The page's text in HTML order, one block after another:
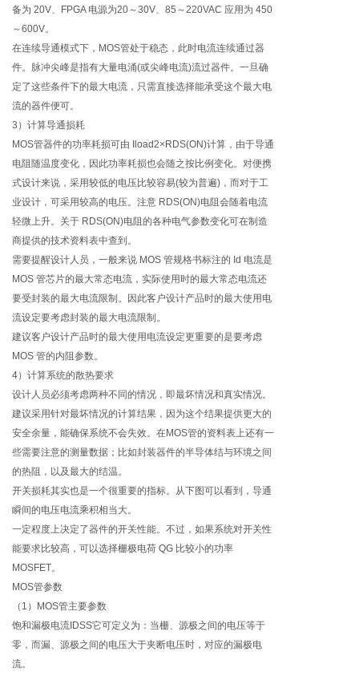
备为 20V、FPGA 电源为20～30V、85～220VAC 应用为 450
～600V。
在连续导通模式下，MOS管处于稳态，此时电流连续通过器
件。脉冲尖峰是指有大量电涌(或尖峰电流)流过器件。一旦确
定了这些条件下的最大电流，只需直接选择能承受这个最大电
流的器件便可。
3）计算导通损耗
MOS管器件的功率耗损可由 Iload2×RDS(ON)计算，由于导通
电阻随温度变化，因此功率耗损也会随之按比例变化。对便携
式设计来说，采用较低的电压比较容易(较为普遍)，而对于工
业设计，可采用较高的电压。注意 RDS(ON)电阻会随着电流
轻微上升。关于 RDS(ON)电阻的各种电气参数变化可在制造
商提供的技术资料表中查到。
需要提醒设计人员，一般来说 MOS 管规格书标注的 Id 电流是
MOS 管芯片的最大常态电流，实际使用时的最大常态电流还
要受封装的最大电流限制。因此客户设计产品时的最大使用电
流设定要考虑封装的最大电流限制。
建议客户设计产品时的最大使用电流设定更重要的是要考虑
MOS 管的内阻参数。
4）计算系统的散热要求
设计人员必须考虑两种不同的情况，即最坏情况和真实情况。
建议采用针对最坏情况的计算结果，因为这个结果提供更大的
安全余量，能确保系统不会失效。在MOS管的资料表上还有一
些需要注意的测量数据；比如封装器件的半导体结与环境之间
的热阻，以及最大的结温。
开关损耗其实也是一个很重要的指标。从下图可以看到，导通
瞬间的电压电流乘积相当大。
一定程度上决定了器件的开关性能。不过，如果系统对开关性
能要求比较高，可以选择栅极电荷 QG 比较小的功率
MOSFET。
MOS管参数
（1）MOS管主要参数
饱和漏极电流IDSS它可定义为：当栅、源极之间的电压等于
零，而漏、源极之间的电压大于夹断电压时，对应的漏极电
流。